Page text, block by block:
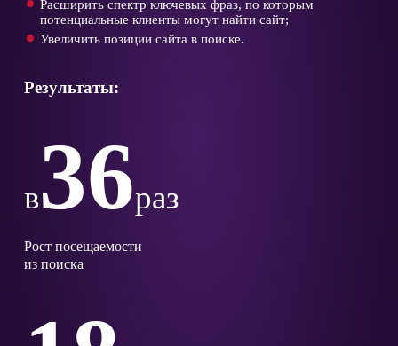
Расширить спектр ключевых фраз, по которым
потенциальные клиенты могут найти сайт;
Увеличить позиции сайта в поиске.
Результаты:
в36раз
Рост посещаемости
из поиска